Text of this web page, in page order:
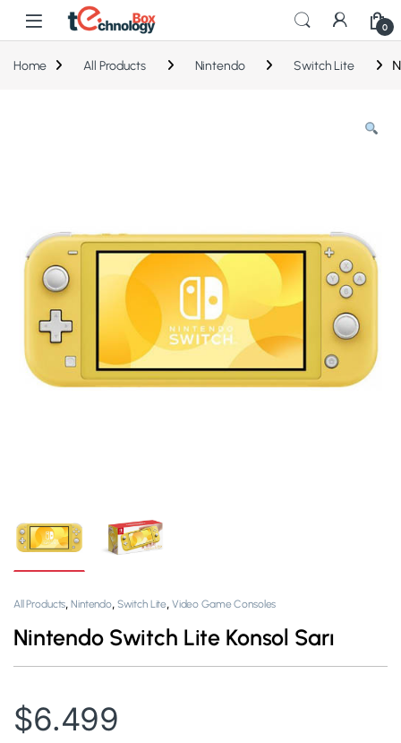
0
Home All Products Nintendo Switch Lite
All Products,Nintendo, Switch Lite, Video Game Consoles
Nintendo Switch Lite Konsol Sarı
$6.499